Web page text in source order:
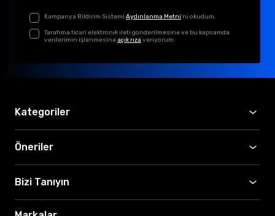
Kampanya Bildirim Sistemi Aydınlanma Metni'ni okudum.
Tarafıma ticari elektronik ileti gönderilmesine ve bu kapsamda
verilerimin işlenmesineaçık rıza veriyorum.
Kategoriler
Öneriler
Bizi Tanıyın